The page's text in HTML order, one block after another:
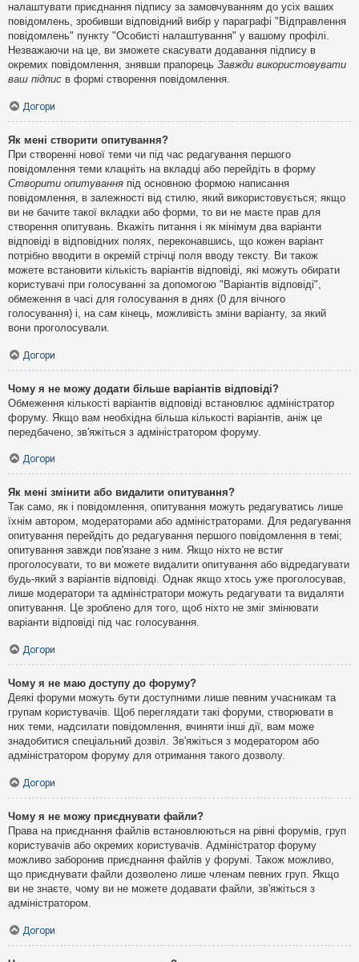
налаштувати приєднання підпису за замовчуванням до усіх ваших
повідомлень, зробивши відповідний вибір у параграфі "Відправлення
повідомлень" пункту "Особисті налаштування" у вашому профілі.
Незважаючи на це, ви зможете скасувати додавання підпису в
окремих повідомлення, знявши прапорець Завжди використовувати
ваш підпис в формі створення повідомлення.
Догори
Як мені створити опитування?
При створенні нової теми чи під час редагування першого
повідомлення теми клацніть на вкладці або перейдіть в форму
Створити опитування під основною формою написання
повідомлення, в залежності від стилю, який використовується; якщо
ви не бачите такої вкладки або форми, то ви не маєте прав для
створення опитувань. Вкажіть питання і як мінімум два варіанти
відповіді в відповідних полях, переконавшись, що кожен варіант
потрібно вводити в окремій стрічці поля вводу тексту. Ви також
можете встановити кількість варіантів відповіді, які можуть обирати
користувачі при голосуванні за допомогою "Варіантів відповіді",
обмеження в часі для голосування в днях (0 для вічного
голосування) і, на сам кінець, можливість зміни варіанту, за який
вони проголосували.
Догори
Чому я не можу додати більше варіантів відповіді?
Обмеження кількості варіантів відповіді встановлює адміністратор
форуму. Якщо вам необхідна більша кількості варіантів, аніж це
передбачено, зв'яжіться з адміністратором форуму.
Догори
Як мені змінити або видалити опитування?
Так само, як і повідомлення, опитування можуть редагуватись лише
їхнім автором, модераторами або адміністраторами. Для редагування
опитування перейдіть до редагування першого повідомлення в темі;
опитування завжди пов'язане з ним. Якщо ніхто не встиг
проголосувати, то ви можете видалити опитування або відредагувати
будь-який з варіантів відповіді. Однак якщо хтось уже проголосував,
лише модератори та адміністратори можуть редагувати та видаляти
опитування. Це зроблено для того, щоб ніхто не зміг змінювати
варіанти відповіді під час голосування.
Догори
Чому я не маю доступу до форуму?
Деякі форуми можуть бути доступними лише певним учасникам та
групам користувачів. Щоб переглядати такі форуми, створювати в
них теми, надсилати повідомлення, вчиняти інші дії, вам може
знадобитися спеціальний дозвіл. Зв'яжіться з модератором або
адміністратором форуму для отримання такого дозволу.
Догори
Чому я не можу приєднувати файли?
Права на приєднання файлів встановлюються на рівні форумів, груп
користувачів або окремих користувачів. Адміністратор форуму
можливо заборонив приєднання файлів у форумі. Також можливо,
що приєднувати файли дозволено лише членам певних груп. Якщо
ви не знаєте, чому ви не можете додавати файли, зв'яжіться з
адміністратором.
Догори